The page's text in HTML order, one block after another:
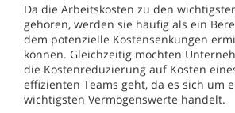
Da die Arbeitskosten zu den
gehören, werden sie häufig als ein
dem potenzielle Kostensenkungen
können. Gleichzeitig möchten
die Kostenreduzierung auf Kosten
effizienten Teams geht, da es sich um
wichtigsten Vermögenswerte handelt.